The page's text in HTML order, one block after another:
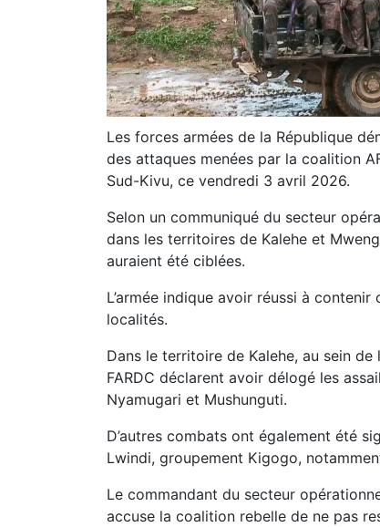
Les forces armées de la République
des attaques menées par la coalition
Sud-Kivu, ce vendredi 3 avril 2026.
Selon un communiqué du secteur
dans les territoires de Kalehe et
auraient été ciblées.
L’armée indique avoir réussi à
localités.
Dans le territoire de Kalehe, au sein
FARDC déclarent avoir délogé les
Nyamugari et Mushunguti.
D’autres combats ont également été
Lwindi, groupement Kigogo,
Le commandant du secteur
accuse la coalition rebelle de ne pas